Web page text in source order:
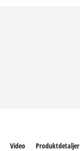
Video Produktdetaljer